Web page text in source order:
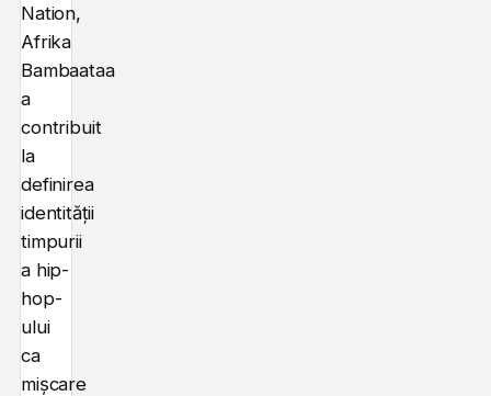
Nation,
Afrika
Bambaataa
a
contribuit
la
definirea
identității
timpurii
a hip-
hop-
ului
ca
mișcare